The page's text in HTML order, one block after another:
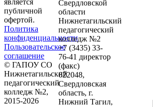
является
публичной
офертой.
Политика
конфиденциальности
Пользовательское
соглашение
© ГАПОУ СО
Нижнетагильский
педагогический
колледж №2,
2015-2026
Свердловской
области
Нижнетагильский
педагогический
колледж №2
+7 (3435) 33-
76-41 директор
(факс)
622048,
Свердловская
область, г.
Нижний Тагил,